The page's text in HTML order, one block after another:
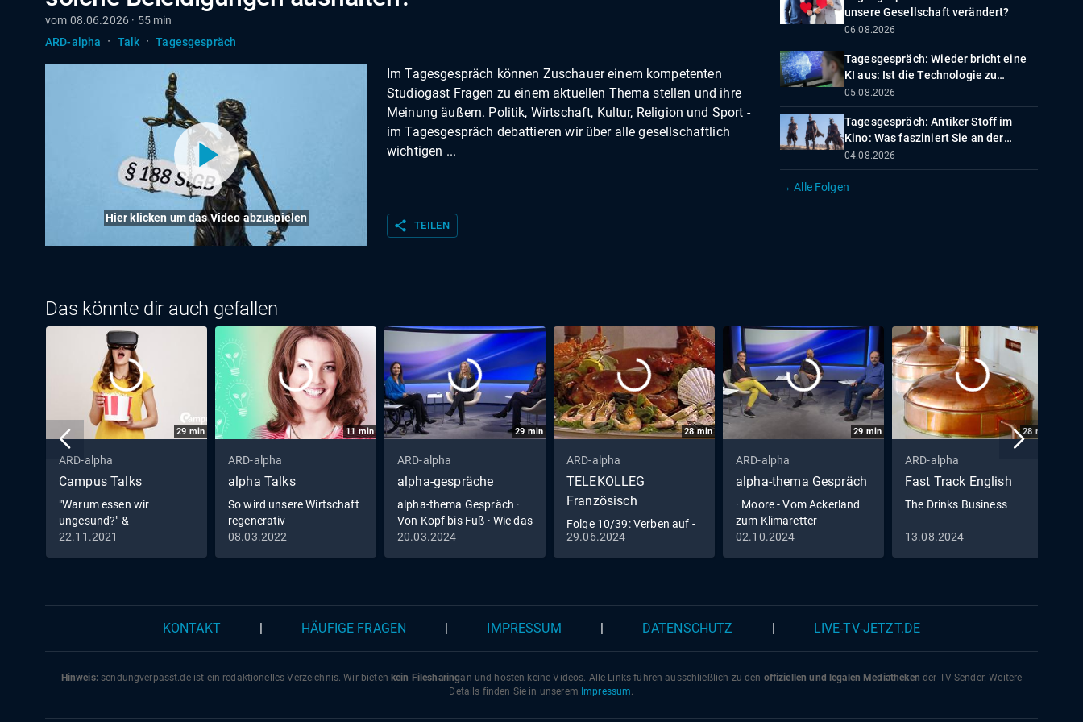
vom 08.06.2026 · 55 min
ARD-alpha
· Talk · Tagesgespräch
Hier klicken um das Video abzuspielen
Im Tagesgespräch können Zuschauer einem kompetenten
Studiogast Fragen zu einem aktuellen Thema stellen und ihre
Meinung äußern. Politik, Wirtschaft, Kultur, Religion und Sport -
im Tagesgespräch debattieren wir über alle gesellschaftlich
wichtigen ...
share TEILEN
unsere Gesellschaft verändert?
06.08.2026
Tagesgespräch: Wieder bricht eine
KI aus: Ist die Technologie zu
beherrschen?
05.08.2026
Tagesgespräch: Antiker Stoff im
Kino: Was fasziniert Sie an der
Odyssee?
04.08.2026
→ Alle Folgen
Das könnte dir auch gefallen
29 min
ARD-alpha
Campus Talks
"Warum essen wir
ungesund?" &
"Programmieren für alle!"
22.11.2021
11 min
ARD-alpha
alpha Talks
So wird unsere Wirtschaft
regenerativ
08.03.2022
29 min
ARD-alpha
alpha-gespräche
alpha-thema Gespräch ·
Von Kopf bis Fuß · Wie das
Mikrobiom die Gesundheit
20.03.2024
28min
ARD-alpha
TELEKOLLEG
Französisch
Folge 10/39: Verben auf -
re; Partizip Perfekt;
Wochentage
29.06.2024
29 min
ARD-alpha
alpha-thema Gespräch
· Moore - Vom Ackerland
zum Klimaretter
02.10.2024
28 min
ARD-alpha
Fast Track English
The Drinks Business
13.08.2024
KONTAKT HÄUFIGE FRAGEN IMPRESSUM DATENSCHUTZ LIVE-TV-JETZT.DE
Hinweis:sendungverpasst.deist ein redaktionelles Verzeichnis. Wir bieten kein Filesharingan und hosten keine Videos. Alle Links führen ausschließlich zu den offiziellen und legalen Mediatheken der TV-Sender. Weitere
Details finden Sie in unserem Impressum.